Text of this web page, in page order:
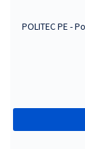
POLITEC PE -